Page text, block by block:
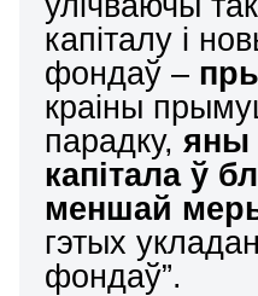
капіталу і
фондаў –
краіны
парадку,яны
капітала ў
меншай
гэтых
фондаў”.